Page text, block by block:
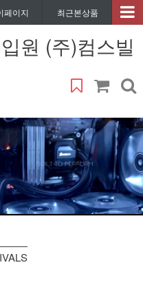
페이지 최근본상품
원 (주)컴스빌